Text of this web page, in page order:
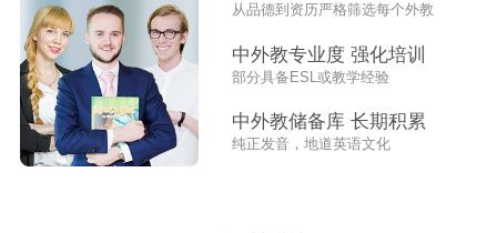
从品德到资历严格筛选每个外教
中外教专业度 强化培训
部分具备ESL或教学经验
中外教储备库 长期积累
纯正发音，地道英语文化